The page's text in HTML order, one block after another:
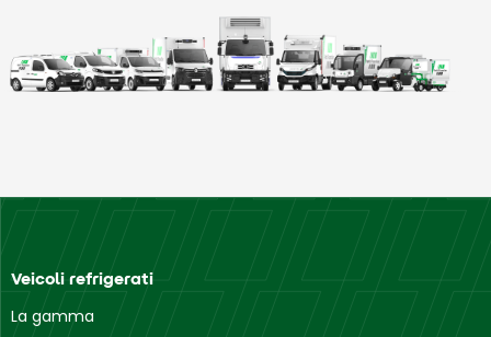
Veicoli refrigerati
La gamma